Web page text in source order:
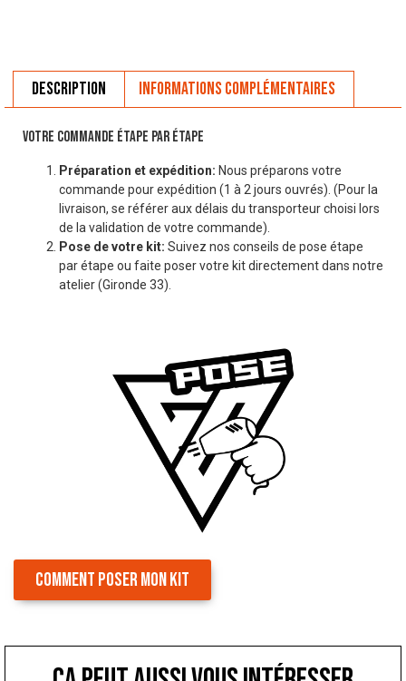
Description Informations complémentaires
VOTRE COMMANDE ÉTAPE PAR ÉTAPE
Préparation et expédition: Nous préparons votre
commande pour expédition (1 à 2 jours ouvrés). (Pour la
livraison, se référer aux délais du transporteur choisi lors
de la validation de votre commande).
Pose de votre kit: Suivez nos conseils de pose étape
par étape ou faite poser votre kit directement dans notre
atelier (Gironde 33).
COMMENT POSER MON KIT